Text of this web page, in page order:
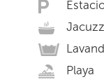
Playa